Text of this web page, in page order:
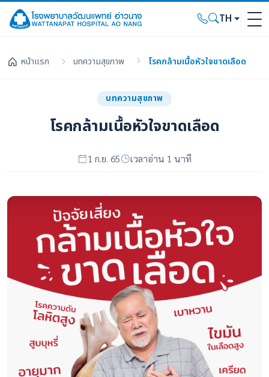
TH
หน้าแรก บทความสุขภาพ โรคกล้ามเนื้อหัวใจขาดเลือด
บทความสุขภาพ
โรคกล้ามเนื้อหัวใจขาดเลือด
1 ก.ย. 65 เวลาอ่าน 1 นาที